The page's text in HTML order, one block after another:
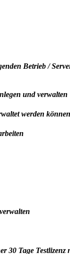
Betrieb /
und verwalten
werden können
30 Tage Testlizenz